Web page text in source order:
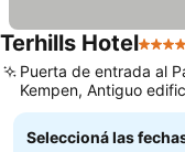
Terhills Hotel4
Puerta de entrada al
Kempen, Antiguo
director de la mina
Seleccioná las